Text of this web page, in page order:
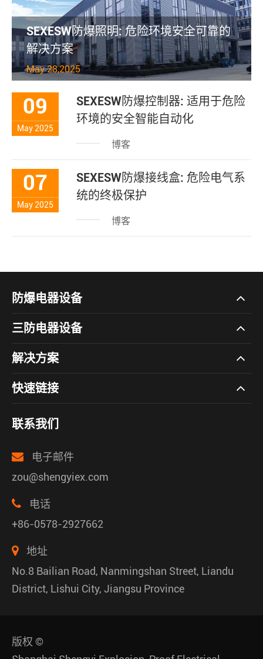
SEXESW防爆照明: 危险环境安全可靠的
解决方案
May 28,2025
09
May 2025
SEXESW防爆控制器: 适用于危险
环境的安全智能自动化
博客
07
May 2025
SEXESW防爆接线盒: 危险电气系
统的终极保护
博客
防爆电器设备
三防电器设备
解决方案
快速链接
联系我们
电子邮件
zou@shengyiex.com
电话
+86-0578-2927662
地址
No.8 Bailian Road, Nanmingshan Street, Liandu
District, Lishui City, Jiangsu Province
版权 ©